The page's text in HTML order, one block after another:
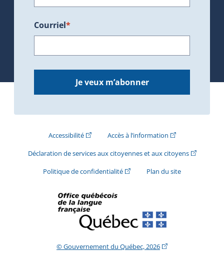
Courriel*
Je veux m’abonner
Accessibilité(Cet hyperlien externe s'ouvrira dans une
Accès à l’information(Cet hyperlien
Déclaration de services aux citoyennes et aux citoyens(Cet
Politique de confidentialité(Cet hyperlien externe s'ouvrira
Plan du site
© Gouvernement du Québec, 2026(Cet hyperlien